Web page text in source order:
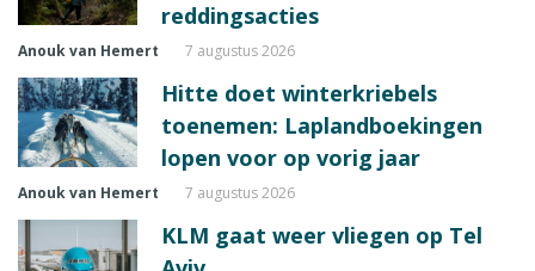
reddingsacties
Anouk van Hemert 7 augustus 2026
Hitte doet winterkriebels
toenemen: Laplandboekingen
lopen voor op vorig jaar
Anouk van Hemert 7 augustus 2026
KLM gaat weer vliegen op Tel